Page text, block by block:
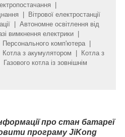
|
| Вітрової електростанції
| Автономне освітлення від
вимкнення електрики |
Персонального комп'ютера |
Котла з акумулятором | Котла з
котла із зовнішнім
про стан батареї
програму JiKong